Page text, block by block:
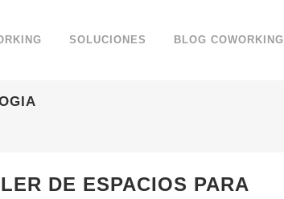
SOLUCIONES BLOG COWORKING
DE ESPACIOS PARA